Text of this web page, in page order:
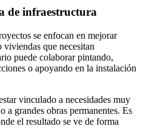
de infraestructura
se enfocan en mejorar
viviendas que necesitan
puede colaborar pintando,
o apoyando en la instalación
vinculado a necesidades muy
a grandes obras permanentes. Es
el resultado se ve de forma